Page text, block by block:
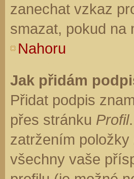
zanechat vzkaz
smazat, pokud na
Nahoru
Jak přidám
Přidat podpis
přes stránku Profil
zatržením položky
všechny vaše